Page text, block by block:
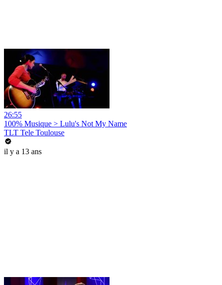
26:55
100% Musique > Lulu's Not My Name
TLT Tele Toulouse
il y a 13 ans